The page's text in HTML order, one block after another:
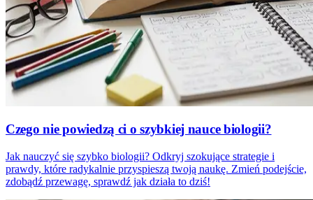
Czego nie powiedzą ci o szybkiej nauce biologii?
Jak nauczyć się szybko biologii? Odkryj szokujące strategie i
prawdy, które radykalnie przyspieszą twoją naukę. Zmień podejście,
zdobądź przewagę, sprawdź jak działa to dziś!